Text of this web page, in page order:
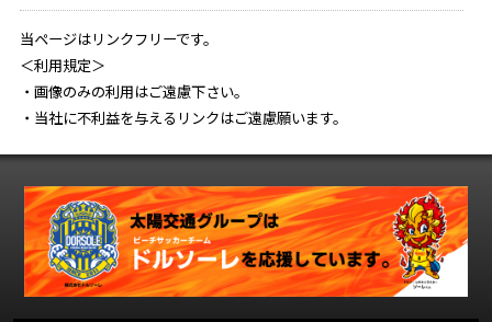
当ページはリンクフリーです。
＜利用規定＞
・画像のみの利用はご遠慮下さい。
・当社に不利益を与えるリンクはご遠慮願います。